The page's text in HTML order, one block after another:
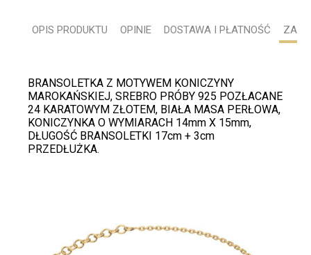
OPIS PRODUKTU OPINIE DOSTAWA I PŁATNOŚĆ
BRANSOLETKA Z MOTYWEM KONICZYNY
MAROKAŃSKIEJ, SREBRO PRÓBY 925 POZŁACANE
24 KARATOWYM ZŁOTEM, BIAŁA MASA PERŁOWA,
KONICZYNKA O WYMIARACH 14mm X 15mm,
DŁUGOŚĆ BRANSOLETKI 17cm + 3cm
PRZEDŁUŻKA.